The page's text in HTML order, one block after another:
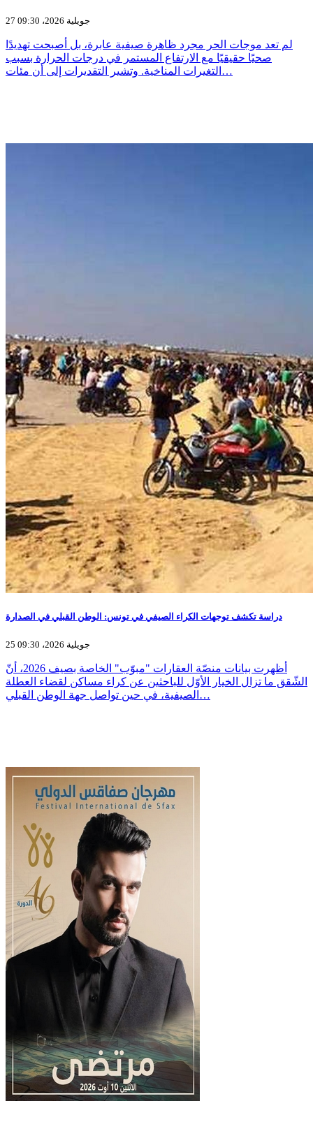
27 جويلية 2026، 09:30
لم تعد موجات الحر مجرد ظاهرة صيفية عابرة، بل أصبحت تهديدًا
صحيًا حقيقيًا مع الارتفاع المستمر في درجات الحرارة بسبب
التغيرات المناخية. وتشير التقديرات إلى أن مئات…
دراسة تكشف توجهات الكراء الصيفي في تونس: الوطن القبلي في الصدارة
25 جويلية 2026، 09:30
أظهرت بيانات منصّة العقارات "مبوّب" الخاصة بصيف 2026، أنّ
الشّقق ما تزال الخيار الأوّل للباحثين عن كراء مساكن لقضاء العطلة
الصيفية، في حين تواصل جهة الوطن القبلي…